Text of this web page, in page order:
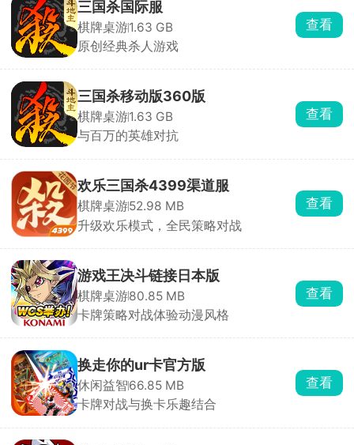
三国杀国际服
棋牌桌游1.63 GB
原创经典杀人游戏
查看
三国杀移动版360版
棋牌桌游1.63 GB
与百万的英雄对抗
查看
欢乐三国杀4399渠道服
棋牌桌游52.98 MB
升级欢乐模式，全民策略对战
查看
游戏王决斗链接日本版
棋牌桌游80.85 MB
卡牌策略对战体验动漫风格
查看
换走你的ur卡官方版
休闲益智66.85 MB
卡牌对战与换卡乐趣结合
查看